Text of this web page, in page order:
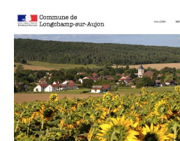
Collecte des déchets
Affouages
Location de salles
Services funéraires